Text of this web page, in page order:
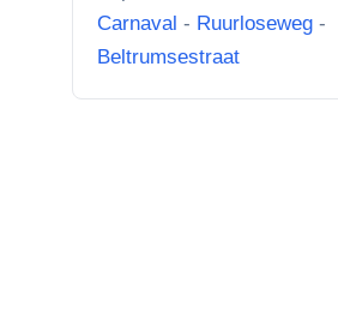
Carnaval - Ruurloseweg -
Beltrumsestraat